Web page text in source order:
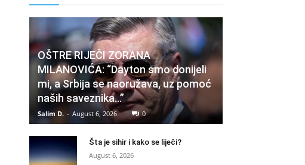
OŠTRE RIJEČI ZORANA
MILANOVIĆA: “Dayton smo donijeli
mi, a Srbija se naoružava, uz pomoć
naših saveznika…”
Salim D. - August 6, 2026 0
Šta je sihir i kako se liječi?
August 6, 2026